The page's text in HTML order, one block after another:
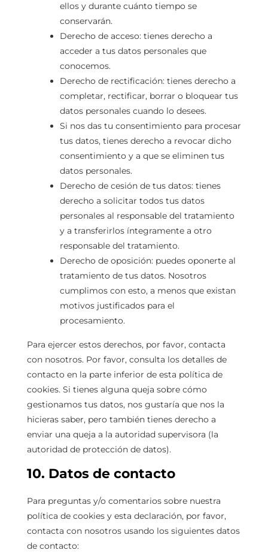
ellos y durante cuánto tiempo se
conservarán.
Derecho de acceso: tienes derecho a
acceder a tus datos personales que
conocemos.
Derecho de rectificación: tienes derecho a
completar, rectificar, borrar o bloquear tus
datos personales cuando lo desees.
Si nos das tu consentimiento para procesar
tus datos, tienes derecho a revocar dicho
consentimiento y a que se eliminen tus
datos personales.
Derecho de cesión de tus datos: tienes
derecho a solicitar todos tus datos
personales al responsable del tratamiento
y a transferirlos íntegramente a otro
responsable del tratamiento.
Derecho de oposición: puedes oponerte al
tratamiento de tus datos. Nosotros
cumplimos con esto, a menos que existan
motivos justificados para el
procesamiento.
Para ejercer estos derechos, por favor, contacta
con nosotros. Por favor, consulta los detalles de
contacto en la parte inferior de esta política de
cookies. Si tienes alguna queja sobre cómo
gestionamos tus datos, nos gustaría que nos la
hicieras saber, pero también tienes derecho a
enviar una queja a la autoridad supervisora (la
autoridad de protección de datos).
10. Datos de contacto
Para preguntas y/o comentarios sobre nuestra
política de cookies y esta declaración, por favor,
contacta con nosotros usando los siguientes datos
de contacto: